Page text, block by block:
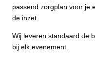
passend zorgplan voor je
de inzet.
Wij leveren standaard de
bij elk evenement.